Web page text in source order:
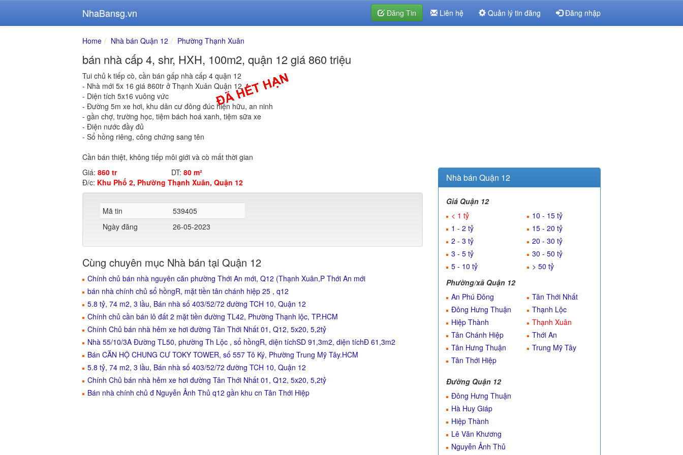
NhaBansg.vn Đăng Tin Liên hệ Quản lý tin đăng Đăng nhập
Home Nhà bán Quận 12 Phường Thạnh Xuân
bán nhà cấp 4, shr, HXH, 100m2, quận 12 giá 860 triệu
Tui chủ k tiếp cò, cần bán gấp nhà cấp 4 quận 12
- Nhà mới 5x 16 giá 860tr ở Thạnh Xuân Quận 12
- Diện tích 5x16 vuông vức
- Đường 5m xe hơi, khu dân cư đông đúc hiện hữu, an ninh
- gần chợ, trường học, tiệm bách hoá xanh, tiệm sữa xe
- Điện nước đầy đủ
- Sổ hồng riêng, công chứng sang tên
Cần bán thiệt, không tiếp môi giới và cò mất thời gian
Giá: 860 tr DT: 80 m²
Đ/c: Khu Phố 2, Phường Thạnh Xuân, Quận 12
Mã tin
539405
Ngày đăng
26-05-2023
Cùng chuyên mục Nhà bán tại Quận 12
Chính chủ bán nhà nguyên căn phường Thới An mới, Q12 (Thạnh Xuân,P Thới An mới
bán nhà chính chủ sổ hồngR, mặt tiền tân chánh hiệp 25 , q12
5.8 tỷ, 74 m2, 3 lầu, Bán nhà số 403/52/72 đường TCH 10, Quận 12
Chính chủ cần bán lô đất 2 mặt tiền đường TL42, Phường Thạnh lộc, TP.HCM
Chính Chủ bán nhà hẻm xe hơi đường Tân Thới Nhất 01, Q12, 5x20, 5,2tỷ
Nhà 55/10/3A Đường TL50, phường Th Lộc , sổ hồngR, diện tíchSD 91,3m2, diện tíchĐ 61,3m2
Bán CĂN HỘ CHUNG CƯ TOKY TOWER, số 557 Tô Ký, Phường Trung Mỹ Tây.HCM
5.8 tỷ, 74 m2, 3 lầu, Bán nhà số 403/52/72 đường TCH 10, Quận 12
Chính Chủ bán nhà hẻm xe hơi đường Tân Thới Nhất 01, Q12, 5x20, 5,2tỷ
Bán nhà chính chủ đ Nguyễn Ảnh Thủ q12 gần khu cn Tân Thới Hiệp
Nhà bán Quận 12
Giá Quận 12
< 1 tỷ
1 - 2 tỷ
2 - 3 tỷ
3 - 5 tỷ
5 - 10 tỷ
10 - 15 tỷ
15 - 20 tỷ
20 - 30 tỷ
30 - 50 tỷ
> 50 tỷ
Phường/xã Quận 12
An Phú Đông
Đông Hưng Thuận
Hiệp Thành
Tân Chánh Hiệp
Tân Hưng Thuận
Tân Thới Hiệp
Tân Thới Nhất
Thạnh Lộc
Thạnh Xuân
Thới An
Trung Mỹ Tây
Đường Quận 12
Đông Hưng Thuận
Hà Huy Giáp
Hiệp Thành
Lê Văn Khương
Nguyễn Ảnh Thủ